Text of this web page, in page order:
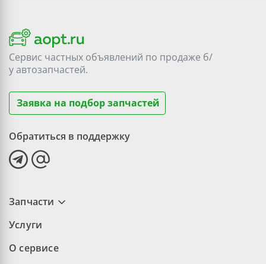
Сервис частных объявлений по продаже б/
уавтозапчастей.
Заявка на подбор запчастей
Обратиться в поддержку
Запчасти
Услуги
О сервисе